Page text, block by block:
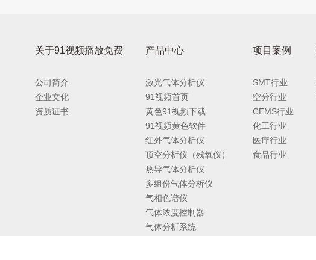
关于91视频播放免费
公司简介
企业文化
资质证书
产品中心
激光气体分析仪
91视频首页
黄色91视频下载
91视频黄色软件
红外气体分析仪
顶空分析仪（残氧仪）
热导气体分析仪
多组份气体分析仪
气相色谱仪
气体浓度控制器
气体分析系统
项目案例
SMT行业
空分行业
CEMS行业
化工行业
医疗行业
食品行业